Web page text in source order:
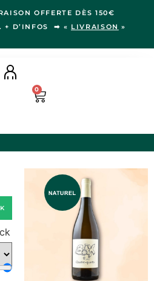
OFFERTE DÈS 150€
+ D’INFOS ➡ « LIVRAISON »
0